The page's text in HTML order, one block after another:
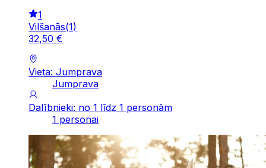
1
Vilšanās(1)
32,50 €
Vieta: Jumprava
Jumprava
Dalībnieki: no 1 līdz 1 personām
1 personai